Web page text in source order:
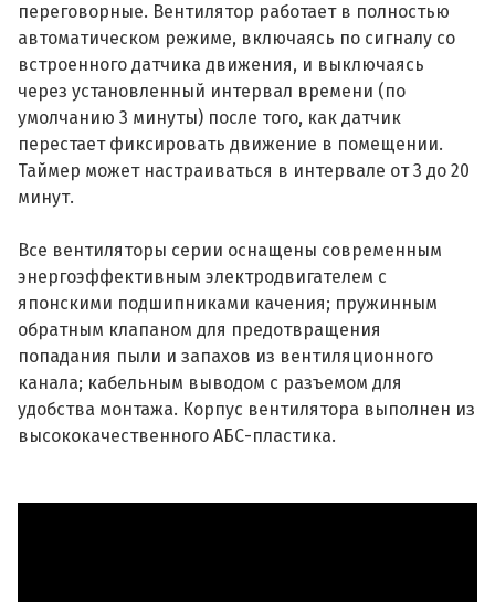
переговорные. Вентилятор работает в полностью
автоматическом режиме, включаясь по сигналу со
встроенного датчика движения, и выключаясь
через установленный интервал времени (по
умолчанию 3 минуты) после того, как датчик
перестает фиксировать движение в помещении.
Таймер может настраиваться в интервале от 3 до 20
минут.
Все вентиляторы серии оснащены современным
энергоэффективным электродвигателем с
японскими подшипниками качения; пружинным
обратным клапаном для предотвращения
попадания пыли и запахов из вентиляционного
канала; кабельным выводом с разъемом для
удобства монтажа. Корпус вентилятора выполнен из
высококачественного АБС-пластика.